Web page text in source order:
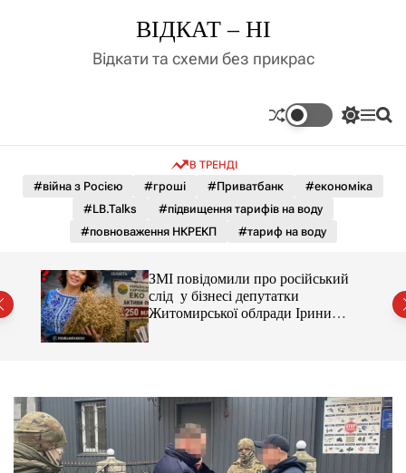
д
у
ВІДКАТ – НІ
Відкати та схеми без прикрас
П
м
к
а
о
о
г
о
р
е
ж
М П
В ТРЕНДІ
#війна з Росією #гроші #Приватбанк
#економіка
#LB.Talks
#підвищення тарифів на воду
#повноваження НКРЕКП
#тариф на воду
ЗМІ повідомили про російський
слід у бізнесі депутатки
Житомирської облради Ірини